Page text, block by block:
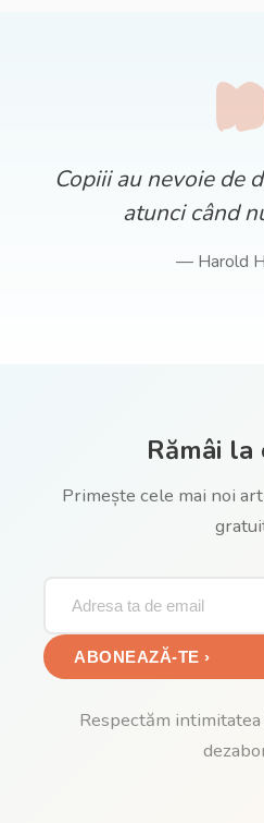
Copiii au nevoie de
atunci când
— Harold
Rămâi
Primește cele mai noi
ABONEAZĂ-TE ›
Respectăm